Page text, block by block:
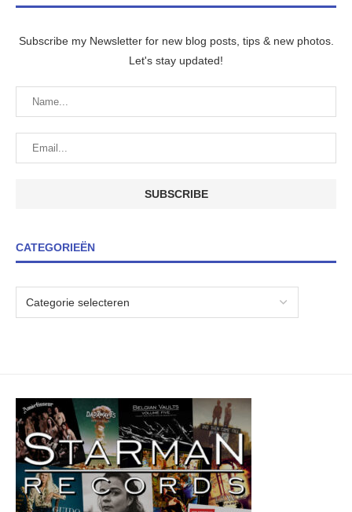
Subscribe my Newsletter for new blog posts, tips & new photos.
Let's stay updated!
CATEGORIEËN